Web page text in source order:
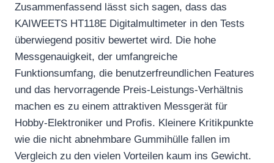
Zusammenfassend lässt sich sagen, dass das
KAIWEETS HT118E Digitalmultimeter in den Tests
überwiegend positiv bewertet wird. Die hohe
Messgenauigkeit, der umfangreiche
Funktionsumfang, die benutzerfreundlichen Features
und das hervorragende Preis-Leistungs-Verhältnis
machen es zu einem attraktiven Messgerät für
Hobby-Elektroniker und Profis. Kleinere Kritikpunkte
wie die nicht abnehmbare Gummihülle fallen im
Vergleich zu den vielen Vorteilen kaum ins Gewicht.